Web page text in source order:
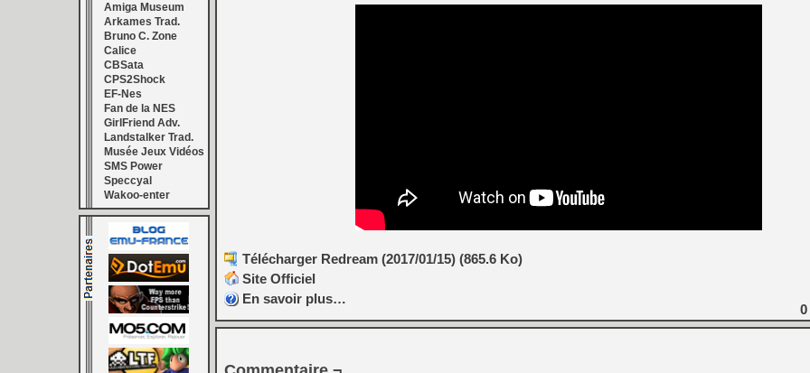
[Mo5] Brickboy cherche à
[GK] Minecraft et ses «
[GK] Beast of
[GK] Ubisoft : fin de partie
[GK] Mémoire cash -
[GK] Dan Houser (GTA)
[GK] Comment EA Sports
[GK] Crimson Moon : un
[GK] Isle of Reveries : le
[GK] Moonlighter 2 : The
[GK] Capcom relance
[Mo5] Deux inédits du
[GK] Le beat'em up The
[GK] Endless Legend 2 :
[LS] [PS5] Le WebKit
Amiga Museum
Arkames Trad.
Bruno C. Zone
Calice
CBSata
CPS2Shock
EF-Nes
Fan de la NES
GirlFriend Adv.
Landstalker Trad.
Musée Jeux Vidéos
SMS Power
Speccyal
Wakoo-enter
Télécharger Redream (2017/01/15) (865.6 Ko)
Site Officiel
En savoir plus…
0